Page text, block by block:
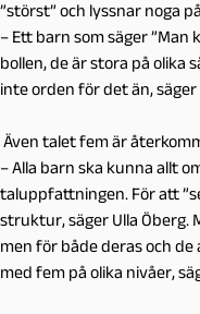
”störst” och lyssnar noga
– Ett barn som säger
bollen, de är stora på olika
inte orden för det än, säger
Även talet fem är
– Alla barn ska kunna allt
taluppfattningen. För att
struktur, säger Ulla Öberg.
men för både deras och
med fem på olika nivåer,